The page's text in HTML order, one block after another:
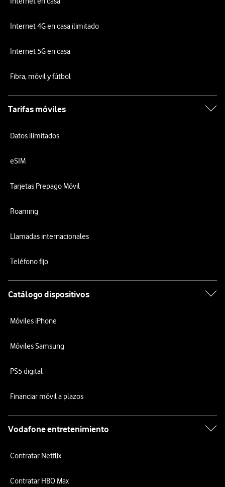
Internet 4G en casa ilimitado
Internet 5G en casa
Fibra, móvil y fútbol
Tarifas móviles
Datos ilimitados
eSIM
Tarjetas Prepago Móvil
Roaming
Llamadas internacionales
Teléfono fijo
Catálogo dispositivos
Móviles iPhone
Móviles Samsung
PS5 digital
Financiar móvil a plazos
Vodafone entretenimiento
Contratar Netflix
Contratar HBO Max